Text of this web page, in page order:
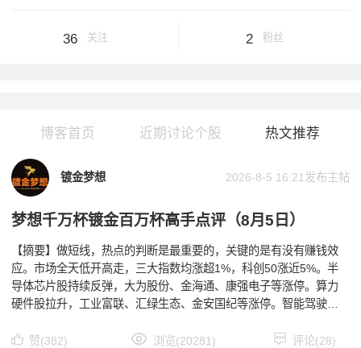
36 关注 2 粉丝
博客首页 近期讨论个股 热文推荐
镀金梦想 2026-8-5 16:21发布主帖
梦想千万杯镀金百万杯高手点评（8月5日）
【摘要】做短线，热点的判断是最重要的，关键的是有没有赚钱效
应。市场全天低开高走，三大指数均涨超1%，科创50涨近5%。半
导体芯片股持续反弹，大为股份、金海通、康强电子等涨停。算力
硬件股拉升，工业富联、汇绿生态、金安国纪等涨停。智能驾驶概
赞(382)
浏览(20281) 评论(28)